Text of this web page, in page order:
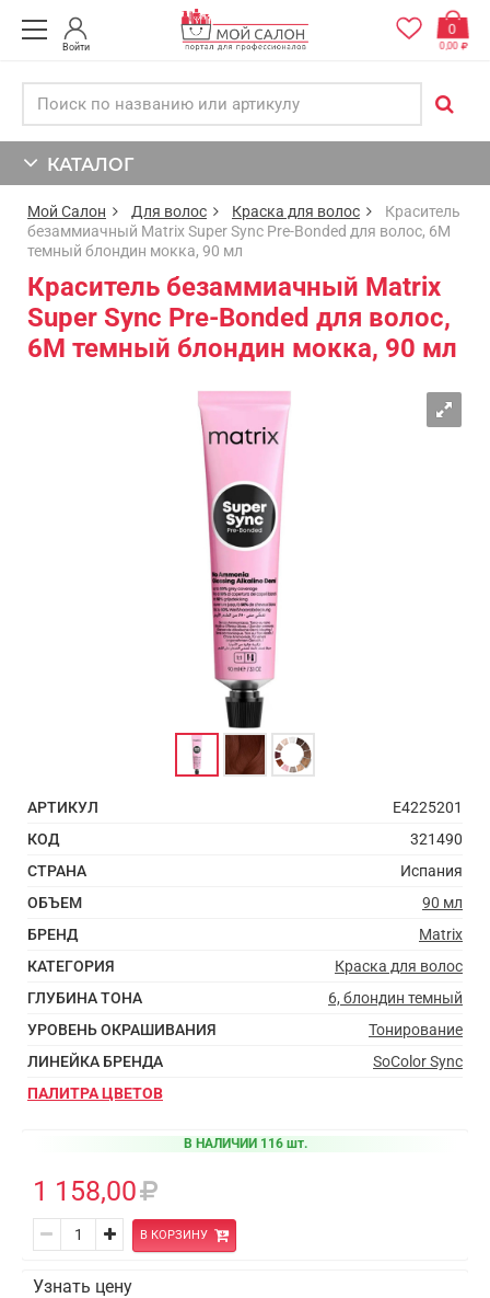
Войти
0
0,00
КАТАЛОГ
Мой Салон Для волос Краска для волос
Краситель
безаммиачный Matrix Super Sync Pre-Bonded для волос, 6M
темный блондин мокка, 90 мл
Краситель безаммиачный Matrix
Super Sync Pre-Bonded для волос,
6M темный блондин мокка, 90 мл
АРТИКУЛ
E4225201
КОД
321490
СТРАНА
Испания
ОБЪЕМ
90 мл
БРЕНД
Matrix
КАТЕГОРИЯ
Краска для волос
ГЛУБИНА ТОНА
6, блондин темный
УРОВЕНЬ ОКРАШИВАНИЯ
Тонирование
ЛИНЕЙКА БРЕНДА
SoColor Sync
ПАЛИТРА ЦВЕТОВ
В НАЛИЧИИ 116 шт.
1 158,00
В КОРЗИНУ
Узнать цену